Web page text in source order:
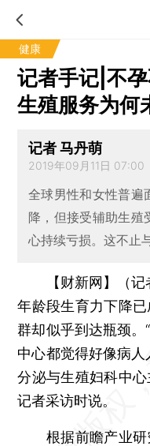
健康
记者手记|不
生殖服务为何
记者 马丹萌
2019年09月11日 07:00
全球男性和女性普遍
降，但接受辅助生殖
心持续亏损。这不止
【财新网】（记
年龄段生育力下降
群却似乎到达瓶颈。
中心都觉得好像病人
分泌与生殖妇科中
记者采访时说。
根据前瞻产业研